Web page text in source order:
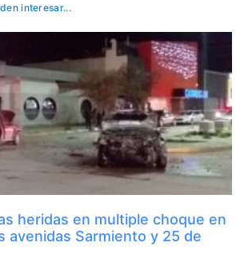
interesar...
heridas en multiple choque en
avenidas Sarmiento y 25 de